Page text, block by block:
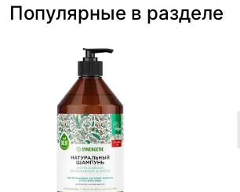
Популярные в разделе